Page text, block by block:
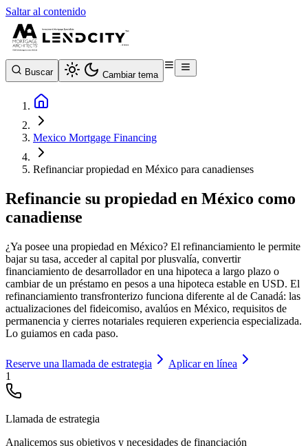
Saltar al contenido
Buscar Cambiar tema
Mexico Mortgage Financing
Refinanciar propiedad en México para canadienses
Refinancie su propiedad en México como
canadiense
¿Ya posee una propiedad en México? El refinanciamiento le permite
bajar su tasa, acceder al capital por plusvalía, convertir
financiamiento de desarrollador en una hipoteca a largo plazo o
cambiar de un préstamo en pesos a una hipoteca estable en USD. El
refinanciamiento transfronterizo funciona diferente al de Canadá: las
actualizaciones del fideicomiso, avalúos en México, requisitos de
permanencia y cierres notariales requieren experiencia especializada.
Lo guiamos en cada paso.
Reserve una llamada de estrategia
Aplicar en línea
1
Llamada de estrategia
Analicemos sus objetivos y necesidades de financiación